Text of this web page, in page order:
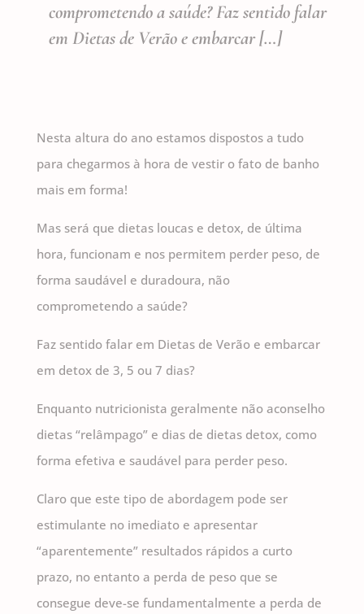
comprometendo a saúde? Faz sentido falar
em Dietas de Verão e embarcar […]
Nesta altura do ano estamos dispostos a tudo
para chegarmos à hora de vestir o fato de banho
mais em forma!
Mas será que dietas loucas e detox, de última
hora, funcionam e nos permitem perder peso, de
forma saudável e duradoura, não
comprometendo a saúde?
Faz sentido falar em Dietas de Verão e embarcar
em detox de 3, 5 ou 7 dias?
Enquanto nutricionista geralmente não aconselho
dietas “relâmpago” e dias de dietas detox, como
forma efetiva e saudável para perder peso.
Claro que este tipo de abordagem pode ser
estimulante no imediato e apresentar
“aparentemente” resultados rápidos a curto
prazo, no entanto a perda de peso que se
consegue deve-se fundamentalmente a perda de